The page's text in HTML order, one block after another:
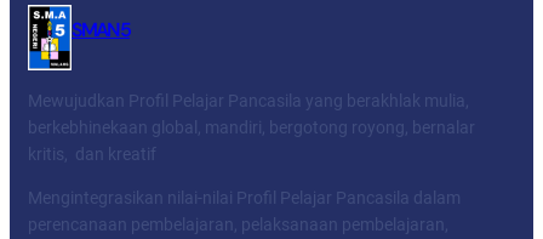
SMAN 5
Mewujudkan Profil Pelajar Pancasila yang berakhlak mulia,
berkebhinekaan global, mandiri, bergotong royong, bernalar
kritis, dan kreatif
Mengintegrasikan nilai-nilai Profil Pelajar Pancasila dalam
perencanaan pembelajaran, pelaksanaan pembelajaran,